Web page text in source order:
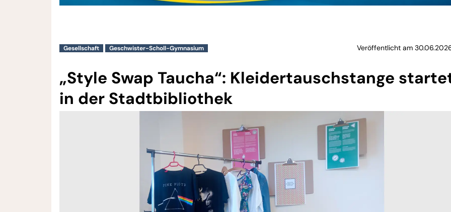
Gesellschaft Geschwister-Scholl-Gymnasium Veröffentlicht am
„Style Swap Taucha“: Kleidertauschstange
in der Stadtbibliothek